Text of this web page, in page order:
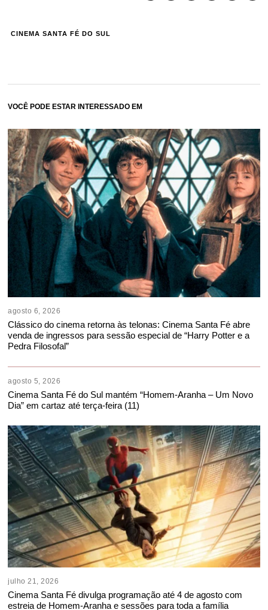
CINEMA SANTA FÉ DO SUL
VOCÊ PODE ESTAR INTERESSADO EM
agosto 6, 2026
Clássico do cinema retorna às telonas: Cinema Santa Fé abre
venda de ingressos para sessão especial de “Harry Potter e a
Pedra Filosofal”
agosto 5, 2026
Cinema Santa Fé do Sul mantém “Homem-Aranha – Um Novo
Dia” em cartaz até terça-feira (11)
julho 21, 2026
Cinema Santa Fé divulga programação até 4 de agosto com
estreia de Homem-Aranha e sessões para toda a família